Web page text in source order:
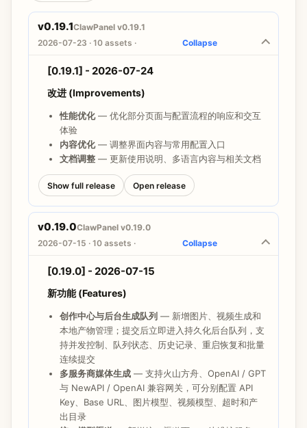
Compose 的监听端口和健康检查会跟随 PORT 配置
Hermes Profile 移动端布局
换行，按钮满足移动端触控高度并消除横向溢出
修复 (Fixes)
Web Gateway 探测返回 HTTP 500
时残留的 require('net') ，端口关闭时稳定返回
false
Docker 镜像构建和运行失败— 复用官方 Node 镜像内
置用户，避免 Alpine UID/GID 1000 冲突；补齐 Web
API、运行时模块和 public
静态资源，生产镜像可完
整构建并加载页面资源
Hermes Profile 信息缺失— 修复新版 profile
list 输出被旧表格解析器过滤的问题，并保持桌面端
与 Web 端解析行为一致
安全 (Security)
PostCSS 构建依赖升级
sourceMappingURL 在缺少 from
时可能读取任
.map 文件的问题； npm audit 当前为 0
vulnerabilities
Rust 网络与序列化依赖升级
0.11.15 ，修复乱序流重组可能造成的远程内存耗
尽；
serde_with 更新到 3.21.0 ，修复空序列或
Map 条目序列化 panic
v0.19.1ClawPanel v0.19.1
2026-07-23 · 10 assets ·
Collapse
[0.19.1] - 2026-07-24
改进 (Improvements)
性能优化— 优化部分页面与配置流程的响应和交互
体验
内容优化— 调整界面内容与常用配置入口
文档调整 — 更新使用说明、多语言内容与相关文档
Show full release Open release
v0.19.0ClawPanel v0.19.0
2026-07-15 · 10 assets ·
Collapse
[0.19.0] - 2026-07-15
新功能 (Features)
创作中心与后台生成队列 — 新增图片、视频生成和
本地产物管理；提交后立即进入持久化后台队列，支
持并发控制、队列状态、历史记录、重启恢复和批量
连续提交
多服务商媒体生成 — 支持火山方舟、OpenAI / GPT
与 NewAPI / OpenAI 兼容网关，可分别配置 API
Key、Base URL、图片模型、视频模型、超时和产
出目录